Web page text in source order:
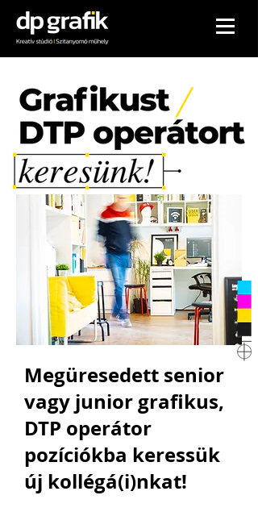
Megüresedett senior
vagy junior grafikus,
DTP operátor
pozíciókba keressük
új kollégá(i)nkat!